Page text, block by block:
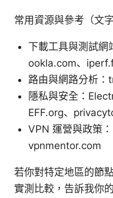
常用資源與參考（文
下載工具與測試網
ookla.com、
路由與網路分析
隱私與安全：
EFF.org、
VPN 運營與政策
vpnmentor.com
若你對特定地區的節
實測比較，告訴我你